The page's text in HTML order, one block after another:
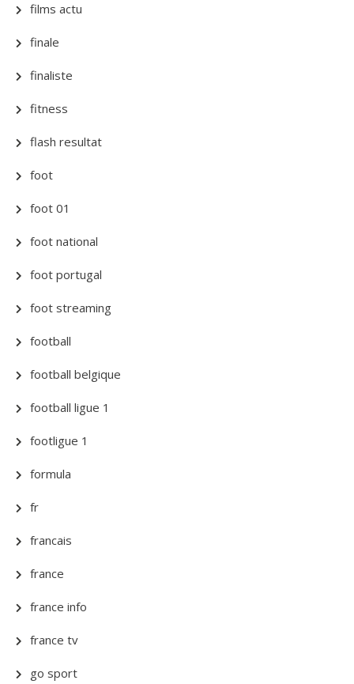
films actu
finale
finaliste
fitness
flash resultat
foot
foot 01
foot national
foot portugal
foot streaming
football
football belgique
football ligue 1
footligue 1
formula
fr
francais
france
france info
france tv
go sport